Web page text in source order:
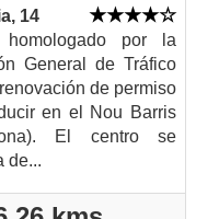
14
homologado por la
General de Tráfico
de permiso
en el Nou Barris
El centro se
de...